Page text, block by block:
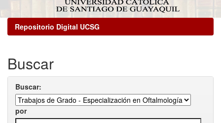
Repositorio Digital UCSG
Buscar
Buscar:
por